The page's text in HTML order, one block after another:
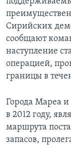
Сирийских
сообщают
наступление
операцией,
границы в
Города Мареа
в 2012 году,
маршрута
запасов,